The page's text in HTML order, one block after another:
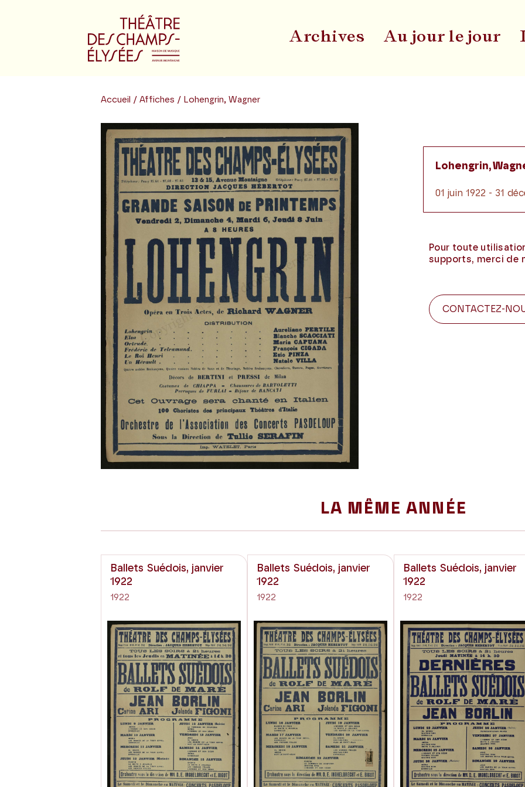
Archives Au jour le jour
Accueil / Affiches / Lohengrin, Wagner
Lohengrin,
01 juin 1922 - 31
Pour toute
supports, merci de
CONTACTEZ-
LA MÊME ANNÉE
Ballets Suédois, janvier
1922
1922
Ballets Suédois, janvier
1922
1922
Ballets Suédois, janvier
1922
1922